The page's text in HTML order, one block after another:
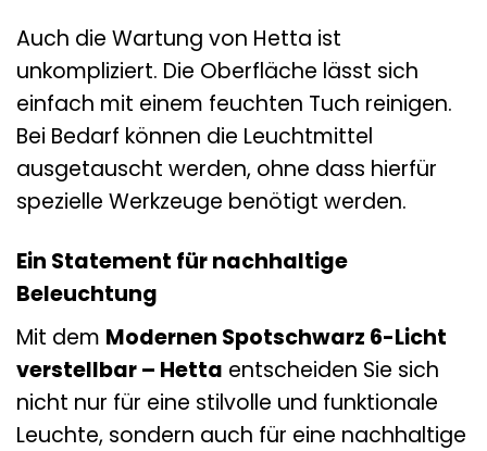
Auch die Wartung von Hetta ist
unkompliziert. Die Oberfläche lässt sich
einfach mit einem feuchten Tuch reinigen.
Bei Bedarf können die Leuchtmittel
ausgetauscht werden, ohne dass hierfür
spezielle Werkzeuge benötigt werden.
Ein Statement für nachhaltige
Beleuchtung
Mit dem Modernen Spotschwarz 6-Licht
verstellbar – Hetta entscheiden Sie sich
nicht nur für eine stilvolle und funktionale
Leuchte, sondern auch für eine nachhaltige